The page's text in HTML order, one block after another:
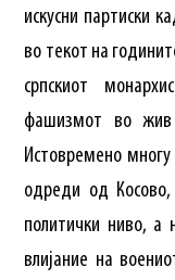
искусни партиски
во текот на
српскиот
фашизмот во жив
Истовремено многу
одреди од
политички ниво, а
влијание на